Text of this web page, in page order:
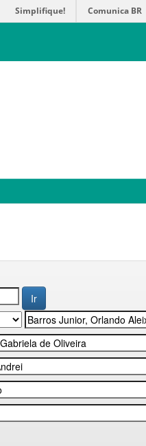
Simplifique! Comunica BR